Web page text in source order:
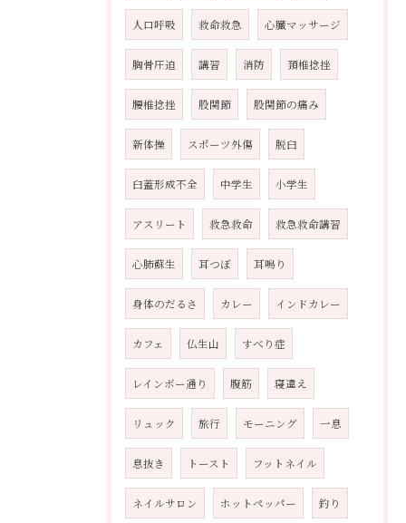
人口呼吸 救命救急 心臓マッサージ
胸骨圧迫 講習 消防 頚椎捻挫
腰椎捻挫 股関節 股関節の痛み
新体操 スポーツ外傷 脱臼
臼蓋形成不全 中学生 小学生
アスリート 救急救命 救急救命講習
心肺蘇生 耳つぼ 耳鳴り
身体のだるさ カレー インドカレー
カフェ 仏生山 すべり症
レインボー通り 腹筋 寝違え
リュック 旅行 モーニング 一息
息抜き トースト フットネイル
ネイルサロン ホットペッパー 釣り